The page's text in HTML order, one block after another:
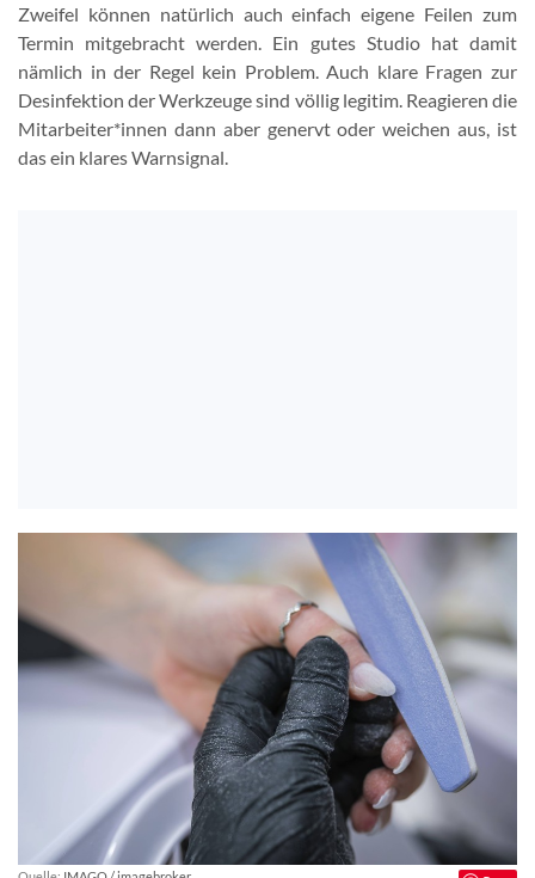
Zweifel können natürlich auch einfach eigene Feilen zum
Termin mitgebracht werden. Ein gutes Studio hat damit
nämlich in der Regel kein Problem. Auch klare Fragen zur
Desinfektion der Werkzeuge sind völlig legitim. Reagieren die
Mitarbeiter*innen dann aber genervt oder weichen aus, ist
das ein klares Warnsignal.